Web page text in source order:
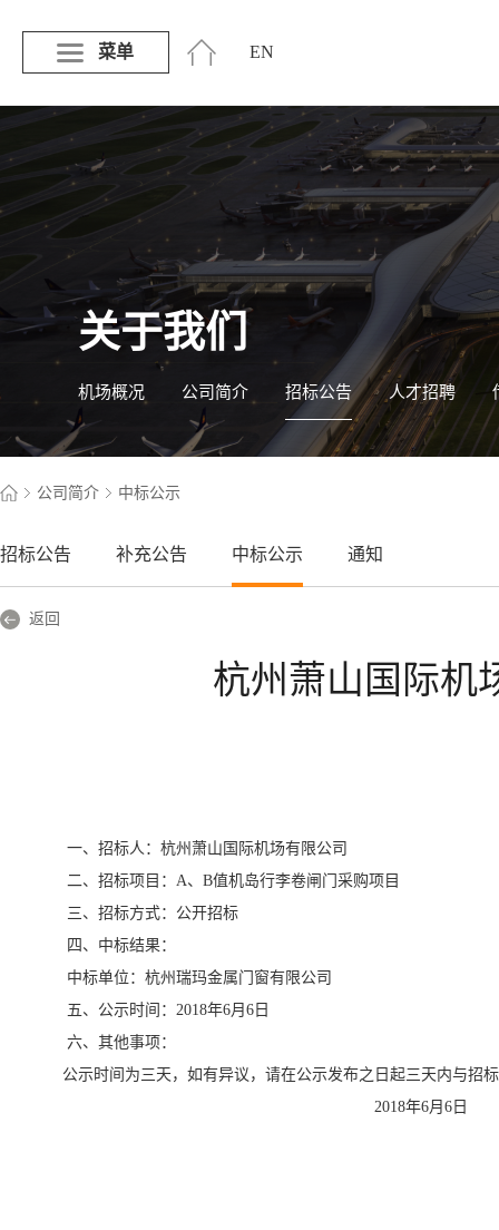
菜单 EN
关于我们
机场概况 公司简介 招标公告 人才招聘
公司简介 中标公示
招标公告 补充公告 中标公示 通知
返回
杭州萧山国际机
一、招标人：杭州萧山国际机场有限公司
二、招标项目： A、 B值机岛行李卷闸门采购项目
三、招标方式：公开招标
四、中标结果：
中标单位：杭州瑞玛金属门窗有限公司
五、公示时间： 2018年6月6日
六、其他事项：
公示时间为三天，如有异议，请在公示发布之日起三天内与招
2018年6月6日